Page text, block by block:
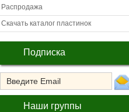
Распродажа
Скачать каталог пластинок
Подписка
Наши группы